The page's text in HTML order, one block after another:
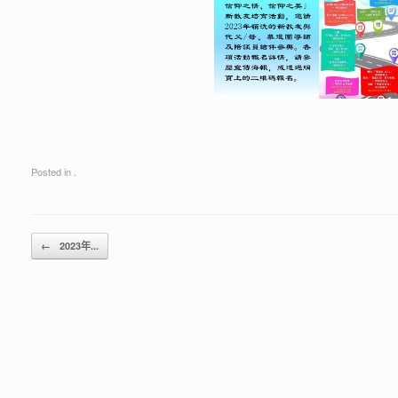
Posted in .
Post navigation
← 2023年...